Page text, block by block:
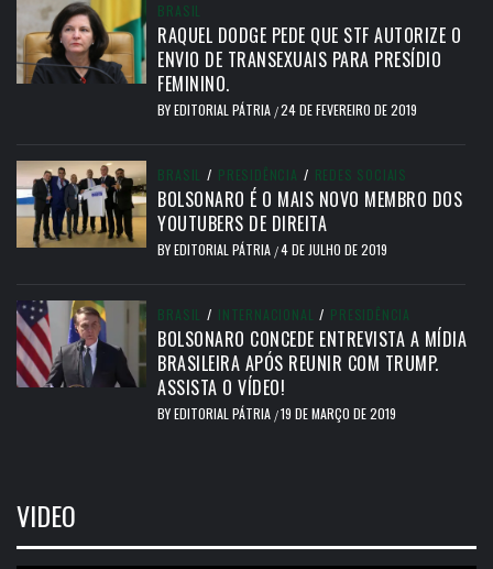
BRASIL
RAQUEL DODGE PEDE QUE STF AUTORIZE O
ENVIO DE TRANSEXUAIS PARA PRESÍDIO
FEMININO.
BYEDITORIAL PÁTRIA /24 DE FEVEREIRO DE 2019
BRASIL / PRESIDÊNCIA / REDES SOCIAIS
BOLSONARO É O MAIS NOVO MEMBRO DOS
YOUTUBERS DE DIREITA
BYEDITORIAL PÁTRIA /4 DE JULHO DE 2019
BRASIL / INTERNACIONAL / PRESIDÊNCIA
BOLSONARO CONCEDE ENTREVISTA A MÍDIA
BRASILEIRA APÓS REUNIR COM TRUMP.
ASSISTA O VÍDEO!
BYEDITORIAL PÁTRIA /19 DE MARÇO DE 2019
VIDEO